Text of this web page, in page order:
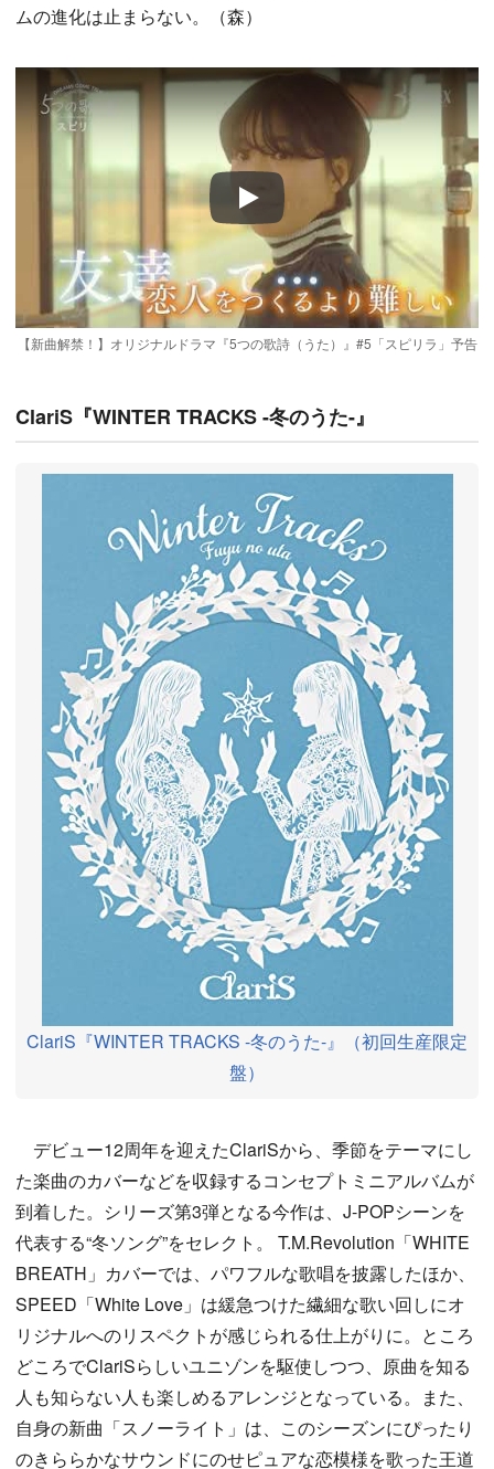
ムの進化は止まらない。（森）
Play
【新曲解禁！】オリジナルドラマ『5つの歌詩（うた）』#5「スピリラ」予告
ClariS『WINTER TRACKS -冬のうた-』
ClariS『WINTER TRACKS -冬のうた-』（初回生産限定
盤）
デビュー12周年を迎えたClariSから、季節をテーマにし
た楽曲のカバーなどを収録するコンセプトミニアルバムが
到着した。シリーズ第3弾となる今作は、J-POPシーンを
代表する“冬ソング”をセレクト。 T.M.Revolution「WHITE
BREATH」カバーでは、パワフルな歌唱を披露したほか、
SPEED「White Love」は緩急つけた繊細な歌い回しにオ
リジナルへのリスペクトが感じられる仕上がりに。ところ
どころでClariSらしいユニゾンを駆使しつつ、原曲を知る
人も知らない人も楽しめるアレンジとなっている。また、
自身の新曲「スノーライト」は、このシーズンにぴったり
のきららかなサウンドにのせピュアな恋模様を歌った王道